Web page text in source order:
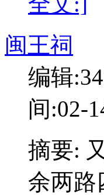
闽王祠
编辑
间:02-
摘要:
余两路